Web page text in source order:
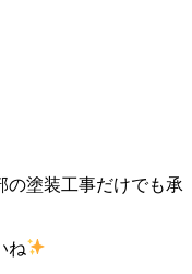
の塗装工事だけでも承
ね